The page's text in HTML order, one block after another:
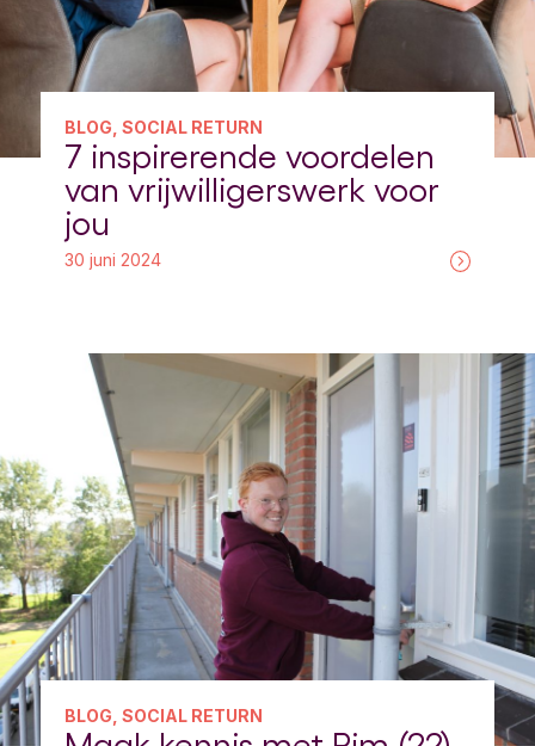
BLOG, SOCIAL RETURN
7 inspirerende voordelen
van vrijwilligerswerk voor
jou
30 juni 2024
BLOG, SOCIAL RETURN